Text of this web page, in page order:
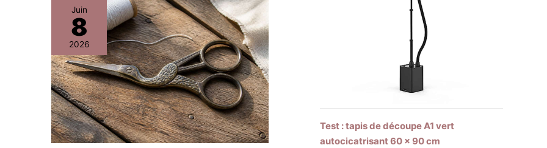
Juin
8
2026
Ciseaux
Pélican
coupe-
Fil
Et
Aiguiseur
À
Ciseaux
Test : tapis de découpe A1 vert
autocicatrisant 60 x 90 cm